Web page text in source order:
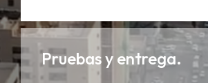
Pruebas y entrega.